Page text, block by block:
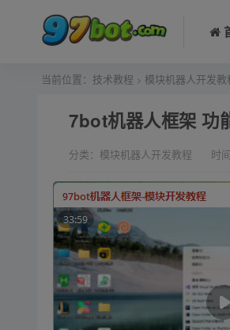
当前位置： 技术教程 > 模块机器人开发教
7bot机器人框架 功
分类：模块机器人开发教程 时